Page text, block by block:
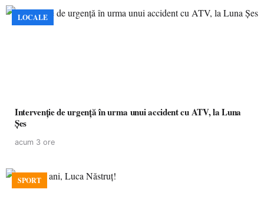
LOCALE
Intervenție de urgență în urma unui accident cu ATV, la Luna
Șes
acum 3 ore
SPORT